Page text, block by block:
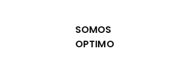
SOMOS
OPTIMO